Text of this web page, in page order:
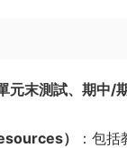
元末測試、期中/
）
：包